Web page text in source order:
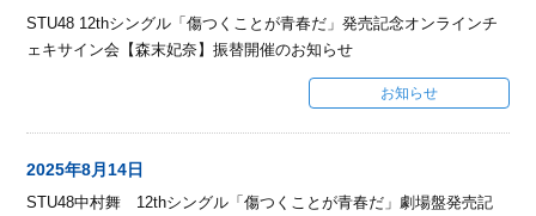
STU48 12thシングル「傷つくことが青春だ」発売記念オンラインチ
ェキサイン会【森末妃奈】振替開催のお知らせ
お知らせ
2025年8月14日
STU48中村舞 12thシングル「傷つくことが青春だ」劇場盤発売記